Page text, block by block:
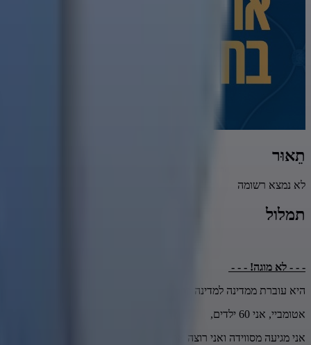
תֵאוּר
לא נמצא רשומה
תמלול
- - - לא מוגה! - - -
היא עוברת ממדינה למדינה ברכבות ובאוטובוסים ילדי העולם כולו
אטומביי, אני 60 ילדים,
אני מגיעה מסווידה ואני רוצה אתכם להפחיד.